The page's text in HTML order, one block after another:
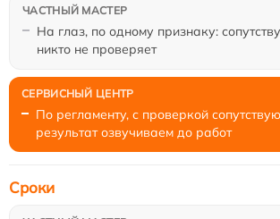
На глаз, по одному признаку:
никто не проверяет
По регламенту, с проверкой
результат озвучиваем до работ
Сроки